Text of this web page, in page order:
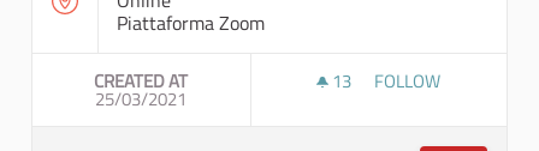
Piattaforma Zoom
CREATED AT
25/03/2021
13 13 FOLLOWERS
FOLLOW